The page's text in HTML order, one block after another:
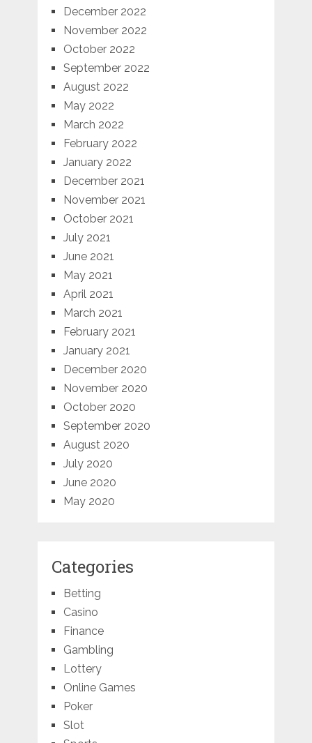
December 2022
November 2022
October 2022
September 2022
August 2022
May 2022
March 2022
February 2022
January 2022
December 2021
November 2021
October 2021
July 2021
June 2021
May 2021
April 2021
March 2021
February 2021
January 2021
December 2020
November 2020
October 2020
September 2020
August 2020
July 2020
June 2020
May 2020
Categories
Betting
Casino
Finance
Gambling
Lottery
Online Games
Poker
Slot